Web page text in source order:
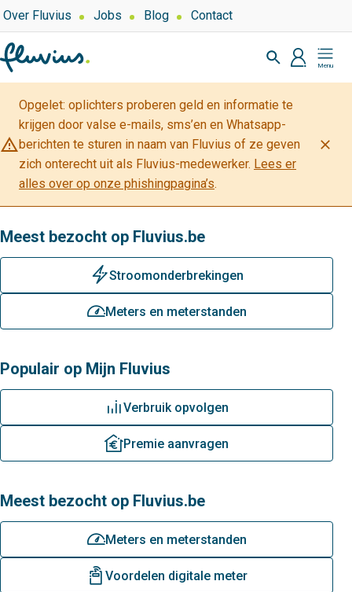
Overslaan
en
naar
de
inhoud
gaan
Top
navigation
Over Fluvius Jobs Blog Contact
Zoeken
profiel
Mijn
Fluvius
warning_amber
Opgelet: oplichters proberen geld en informatie te
krijgen door valse e-mails, sms’en en Whatsapp-
berichten te sturen in naam van Fluvius of ze geven
zich onterecht uit als Fluvius-medewerker. Lees er
alles over op onze phishingpagina’s.
close
Meest bezocht op Fluvius.be
bliksemStroomonderbrekingen
meterstandenMeters en meterstanden
Populair op Mijn Fluvius
grafiekVerbruik opvolgen
premiePremie aanvragen
Meest bezocht op Fluvius.be
meterstandenMeters en meterstanden
digitale-meter Voordelen digitale meter